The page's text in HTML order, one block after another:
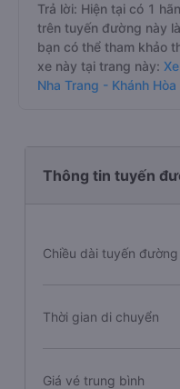
Trả lời: Hiện tại có 1
trên tuyến đường này
bạn có thể tham khảo
xe này tại trang này:
Nha Trang - Khánh Hòa
Thông tin tuyến
Chiều dài tuyến đường
Thời gian di chuyển
Giá vé trung bình